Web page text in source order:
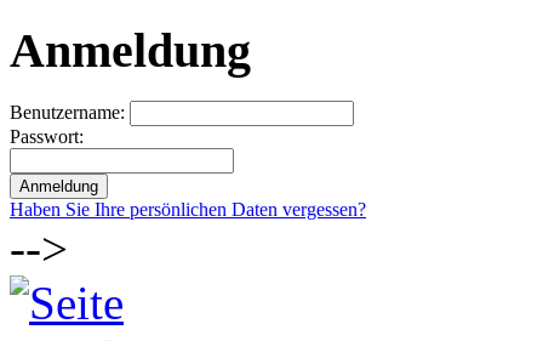
Anmeldung
Benutzername:
Passwort:
Haben Sie Ihre persönlichen Daten vergessen?
-->